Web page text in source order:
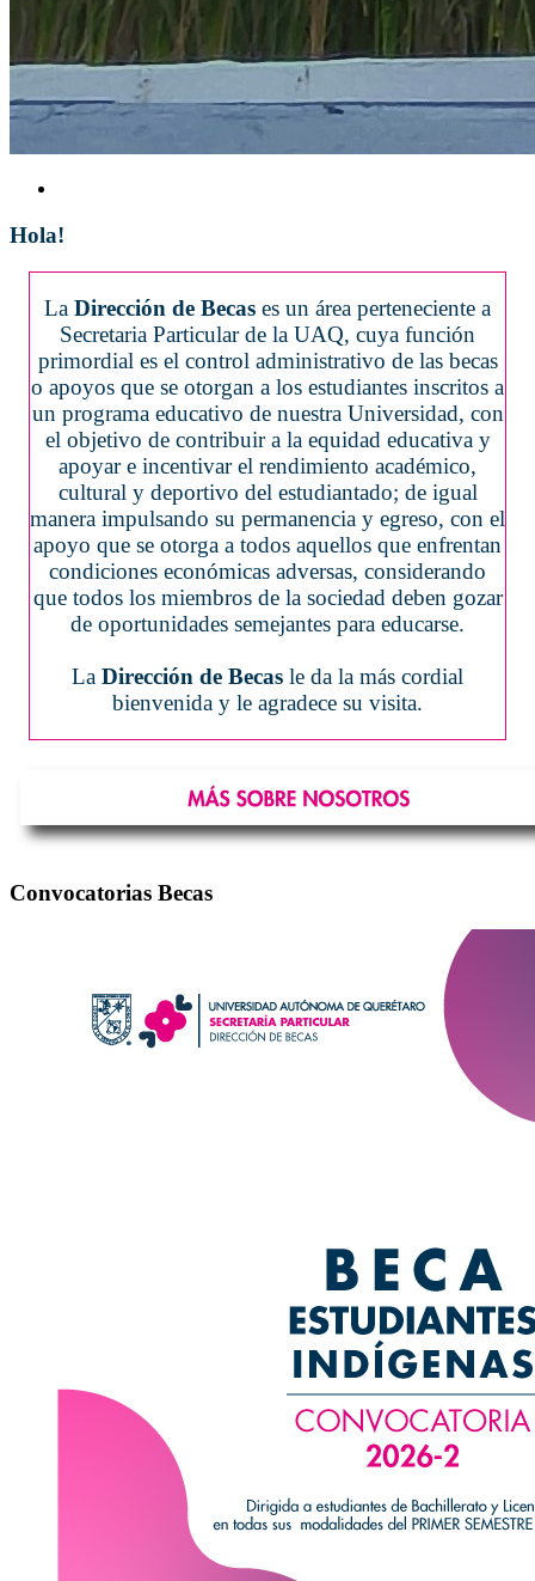
Hola!
La Dirección de Becas es un área perteneciente a
Secretaria Particular de la UAQ, cuya función
primordial es el control administrativo de las becas
o apoyos que se otorgan a los estudiantes inscritos a
un programa educativo de nuestra Universidad, con
el objetivo de contribuir a la equidad educativa y
apoyar e incentivar el rendimiento académico,
cultural y deportivo del estudiantado; de igual
manera impulsando su permanencia y egreso, con el
apoyo que se otorga a todos aquellos que enfrentan
condiciones económicas adversas, considerando
que todos los miembros de la sociedad deben gozar
de oportunidades semejantes para educarse.
La Dirección de Becas le da la más cordial
bienvenida y le agradece su visita.
Convocatorias Becas